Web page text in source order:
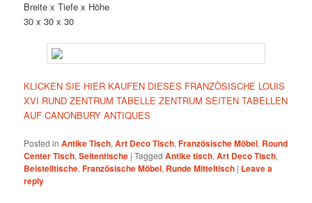
Breite x Tiefe x Höhe
30 x 30 x 30
KLICKEN SIE HIER KAUFEN DIESES FRANZÖSISCHE LOUIS
XVI RUND ZENTRUM TABELLE ZENTRUM SEITEN TABELLEN
AUF CANONBURY ANTIQUES
Posted in Antike Tisch,Art Deco Tisch,Französische Möbel, Round
Center Tisch,Seitentische |Tagged Antike tisch,Art Deco Tisch,
Beistelltische,Französische Möbel, Runde Mitteltisch | Leave a
reply